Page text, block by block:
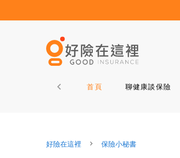
首頁 聊健康談保險
好險在這裡 保險小秘書